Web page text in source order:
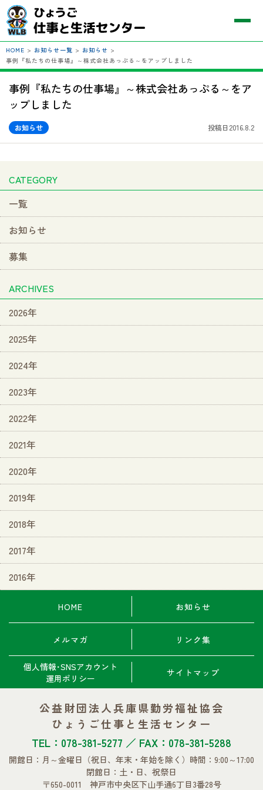
HOME > お知らせ一覧 > お知らせ >
事例『私たちの仕事場』～株式会社あっぷる～をアップしました
事例『私たちの仕事場』～株式会社あっぷる～をア
ップしました
お知らせ 投稿日2016.8.2
CATEGORY
一覧
お知らせ
募集
ARCHIVES
2026年
2025年
2024年
2023年
2022年
2021年
2020年
2019年
2018年
2017年
2016年
HOME お知らせ
メルマガ リンク集
個人情報･SNSアカウント
運用ポリシー
サイトマップ
公益財団法人兵庫県勤労福祉協会
ひょうご仕事と生活センター
TEL：078-381-5277 ／ FAX：078-381-5288
開館日：月～金曜日 （祝日、年末・年始を除く） 時間：9:00～17:00
閉館日：土・日、祝祭日
〒650-0011 神戸市中央区下山手通6丁目3番28号